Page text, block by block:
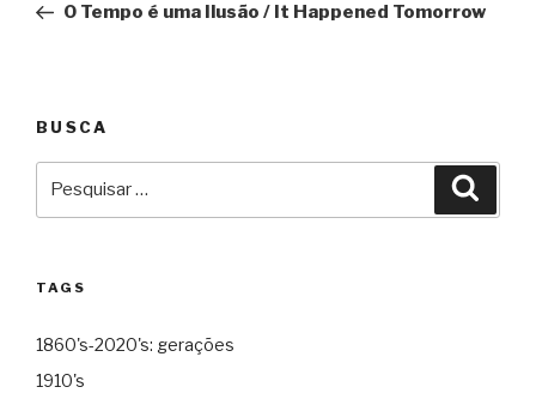
Post
O Tempo é uma Ilusão / It Happened Tomorrow
BUSCA
TAGS
1860's-2020's: gerações
1910's